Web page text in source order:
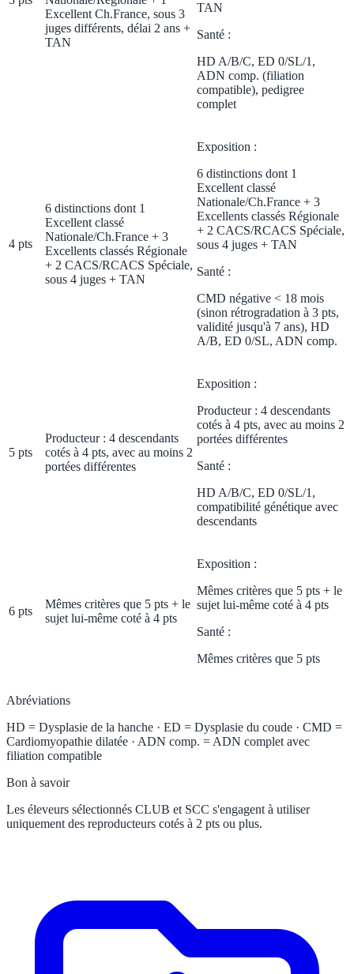
Excellent Ch.France, sous 3
juges différents, délai 2 ans +
TAN
TAN
Santé :
HD A/B/C, ED 0/SL/1,
ADN comp. (filiation
compatible), pedigree
complet
4 pts
6 distinctions dont 1
Excellent classé
Nationale/Ch.France + 3
Excellents classés Régionale
+ 2 CACS/RCACS Spéciale,
sous 4 juges + TAN
Exposition :
6 distinctions dont 1
Excellent classé
Nationale/Ch.France + 3
Excellents classés Régionale
+ 2 CACS/RCACS Spéciale,
sous 4 juges + TAN
Santé :
CMD négative < 18 mois
(sinon rétrogradation à 3 pts,
validité jusqu'à 7 ans), HD
A/B, ED 0/SL, ADN comp.
5 pts
Producteur : 4 descendants
cotés à 4 pts, avec au moins 2
portées différentes
Exposition :
Producteur : 4 descendants
cotés à 4 pts, avec au moins 2
portées différentes
Santé :
HD A/B/C, ED 0/SL/1,
compatibilité génétique avec
descendants
6 pts
Mêmes critères que 5 pts + le
sujet lui-même coté à 4 pts
Exposition :
Mêmes critères que 5 pts + le
sujet lui-même coté à 4 pts
Santé :
Mêmes critères que 5 pts
Abréviations
HD = Dysplasie de la hanche · ED = Dysplasie du coude · CMD =
Cardiomyopathie dilatée · ADN comp. = ADN complet avec
filiation compatible
Bon à savoir
Les éleveurs sélectionnés CLUB et SCC s'engagent à utiliser
uniquement des reproducteurs cotés à 2 pts ou plus.